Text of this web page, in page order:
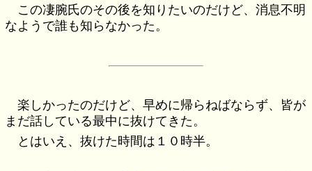
この凄腕氏のその後を知りたいのだけど、消息不明
なようで誰も知らなかった。
楽しかったのだけど、早めに帰らねばならず、皆が
まだ話している最中に抜けてきた。
とはいえ、抜けた時間は１０時半。